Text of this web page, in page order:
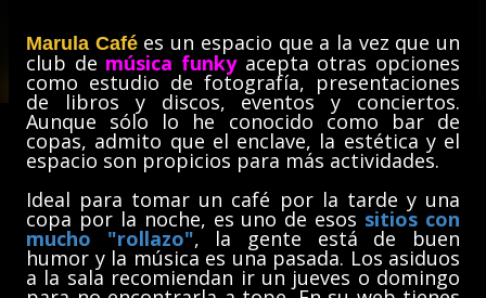
Marula Cafées un espacio que a la vez que un
club de música funky acepta otras opciones
como estudio de fotografía, presentaciones
de libros y discos, eventos y conciertos.
Aunque sólo lo he conocido como bar de
copas, admito que el enclave, la estética y el
espacio son propicios para más actividades.
Ideal para tomar un café por la tarde y una
copa por la noche, es uno de esos sitios con
mucho "rollazo", la gente está de buen
humor y la música es una pasada. Los asiduos
a la sala recomiendan ir un jueves o domingo